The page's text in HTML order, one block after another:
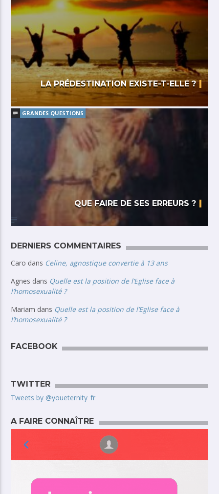
LA PRÉDESTINATION EXISTE-T-ELLE ?
GRANDES QUESTIONS
QUE FAIRE DE SES ERREURS ?
DERNIERS COMMENTAIRES
Caro dans Celine, agnostique convertie à 13 ans
Agnes dans Quelle est la position de l’Eglise face à
l’homosexualité ?
Mariam dans Quelle est la position de l’Eglise face à
l’homosexualité ?
FACEBOOK
TWITTER
Tweets by @youeternity_fr
A FAIRE CONNAÎTRE